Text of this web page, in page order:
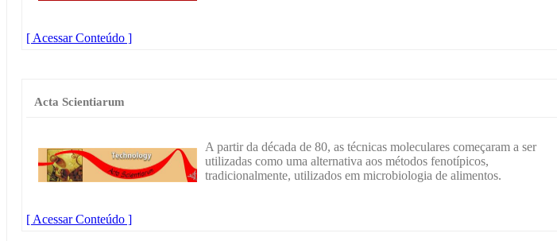
[ Acessar Conteúdo ]
Acta Scientiarum
A partir da década de 80, as técnicas moleculares começaram a ser
utilizadas como uma alternativa aos métodos fenotípicos,
tradicionalmente, utilizados em microbiologia de alimentos.
[ Acessar Conteúdo ]